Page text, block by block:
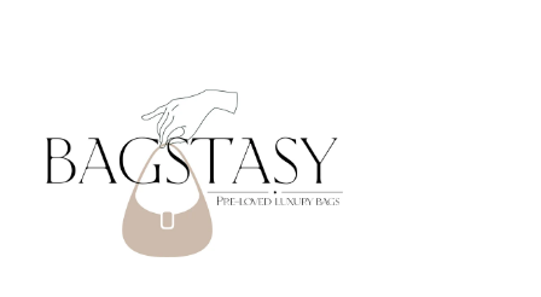
Datenschutzerklärung
Impressum